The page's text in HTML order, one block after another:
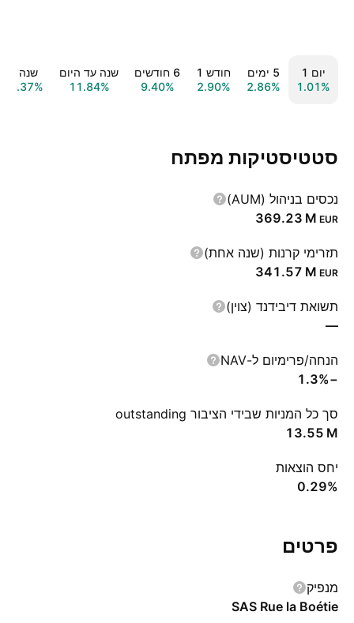
יום ‎1‎
1.01%
‎5‎ ימים
2.86%
חודש ‎1‎
2.90%
‎6‎ חודשים
9.40%
שנה עד היום
11.84%
שנה ‎1‎
18.37%
סטטיסטיקות מפתח
נכסים בניהול (AUM)
‪369.23 M‬ EUR
תזרימי קרנות (שנה אחת)
‪341.57 M‬ EUR
תשואת דיבידנד (צוין)
—
הנחה/פרימיום ל-NAV
−1.3%
סך כל המניות שבידי הציבור outstanding
‪13.55 M‬
יחס הוצאות
0.29%
פרטים
מנפיק
SAS Rue la Boétie